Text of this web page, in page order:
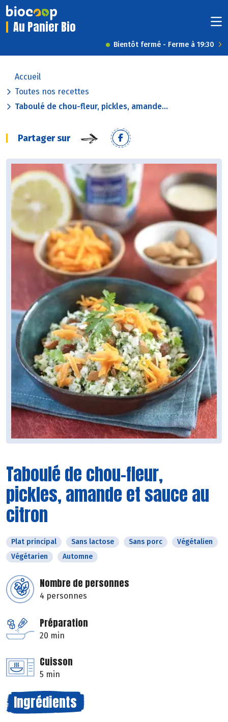
Au Panier Bio
Bientôt fermé - Ferme à 19:30
Accueil
Toutes nos recettes
Taboulé de chou-fleur, pickles, amande...
Partager sur
Taboulé de chou-fleur,
pickles, amande et sauce au
citron
Plat principal Sans lactose Sans porc
Végétalien
Végétarien
Automne
Nombre de personnes
4 personnes
Préparation
20 min
Cuisson
5 min
Ingrédients